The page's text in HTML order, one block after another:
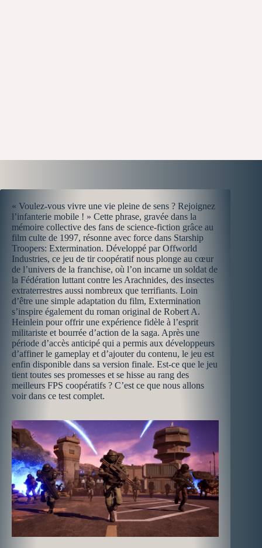
« Voulez-vous vivre une vie pleine de sens ? Rejoignez
l’infanterie mobile ! » Cette phrase, gravée dans la
mémoire collective des fans de science-fiction grâce au
film culte de 1997, résonne avec force dans Starship
Troopers: Extermination. Développé par Offworld
Industries, ce jeu de tir coopératif nous plonge au cœur
de l’univers de la franchise, où l’on incarne un soldat de
la Fédération luttant contre les Arachnides, des insectes
extraterrestres aussi nombreux que terrifiants. Loin
d’être une simple adaptation du film, Extermination
s’inspire également du roman original de Robert A.
Heinlein pour offrir une expérience fidèle à l’esprit
militariste et bourrée d’action de la saga. Après une
période d’accès anticipé qui a permis aux développeurs
d’affiner le gameplay et d’ajouter du contenu, le jeu est
enfin disponible dans sa version finale. Est-ce que le jeu
tient toutes ses promesses et se hisse au rang des
meilleurs FPS coopératifs ? C’est ce que nous allons
voir dans ce test complet.